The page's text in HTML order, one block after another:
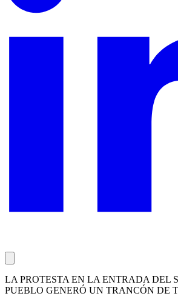
LA PROTESTA EN LA ENTRADA DEL
PUEBLO GENERÓ UN TRANCÓN DE